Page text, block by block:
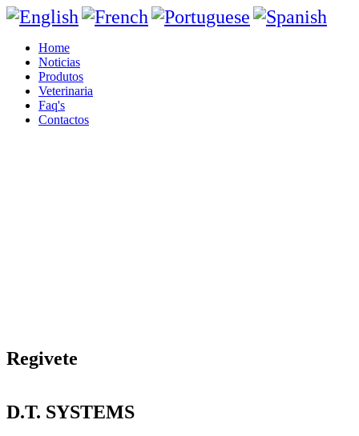
Home
Noticias
Produtos
Veterinaria
Faq's
Contactos
Regivete
D.T. SYSTEMS